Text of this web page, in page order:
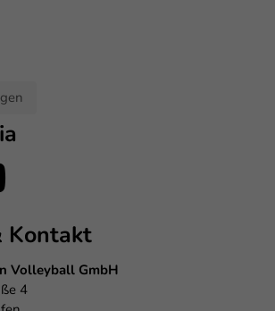
Kontakt
Volleyball GmbH
4